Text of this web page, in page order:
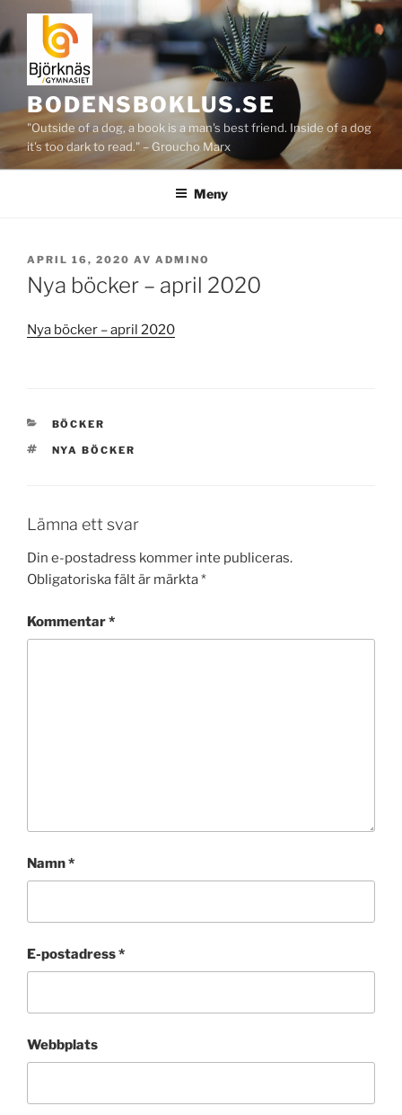
Hoppa
till
innehåll
BODENSBOKLUS.SE
"Outside of a dog, a book is a man's best friend. Inside of a dog
it's too dark to read." – Groucho Marx
Meny
PUBLICERAT
APRIL 16, 2020 AV ADMINO
Nya böcker – april 2020
Nya böcker – april 2020
KATEGORIER
BÖCKER
TAGGAR
NYA BÖCKER
Lämna ett svar
Din e-postadress kommer inte publiceras.
Obligatoriska fält är märkta*
Kommentar*
Namn*
E-postadress*
Webbplats